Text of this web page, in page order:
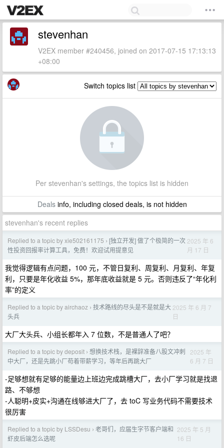
stevenhan
V2EX member #240456, joined on 2017-07-15 17:13:13
+08:00
Switch topics list
Per stevenhan's settings, the topics list is hidden
Dealsinfo, including closed deals, is not hidden
stevenhan's recent replies
Replied to a topic by xie502161175 › [独立开发] 做了个极简的一次
性投资回报率计算工具，免费！欢迎试用提意见
2025 年 6
月 17 日
我觉得逻辑有点问题，100 元，不管日复利、周复利、月复利、年复
利，只要是年化收益 5%，那年底收益就是 5 元。否则违反了“年化利
率”的定义
Replied to a topic by airchaoz › 技术路线的尽头是不是就是大
头兵
2025 年 6 月 7
日
大厂大头兵、小组长都年入 7 位数，不是普通人了吧？
Replied to a topic by deposit › 想换技术栈，是裸辞准备八股文冲刺
中大厂，还是先跳小厂苟着带薪学习，等年后再跳大厂
2025 年
6 月 7 日
-足够想就有足够的能量边上班边完成跳槽大厂，去小厂学习就是找退
路、不够想
-人聪明+皮实+沟通在线够进大厂了，去 toC 写业务代码不需要技术
很厉害
Replied to a topic by LSSDesu › 老哥们，应届生字节客户端和
虾皮后端怎么选呢
2025 年 5 月
16 日